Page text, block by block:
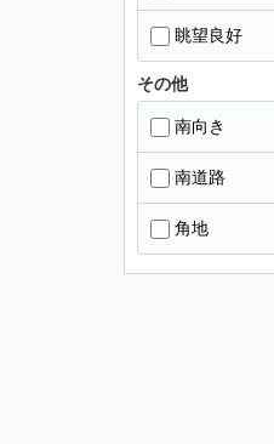
眺望良好
その他
南向き
南道路
角地